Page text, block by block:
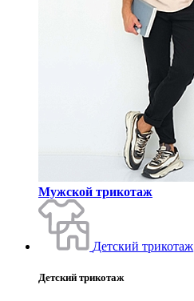
Мужской трикотаж
Детский трикотаж
Детский трикотаж